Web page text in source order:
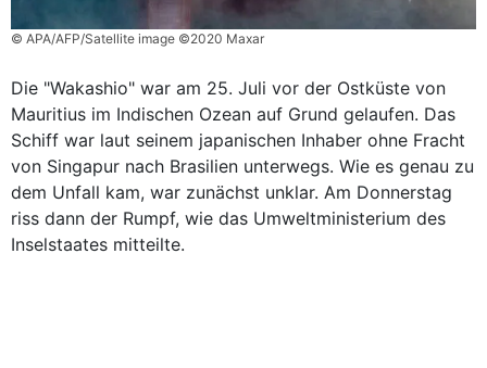
© APA/AFP/Satellite image ©2020 Maxar
Die "Wakashio" war am 25. Juli vor der Ostküste von
Mauritius im Indischen Ozean auf Grund gelaufen. Das
Schiff war laut seinem japanischen Inhaber ohne Fracht
von Singapur nach Brasilien unterwegs. Wie es genau zu
dem Unfall kam, war zunächst unklar. Am Donnerstag
riss dann der Rumpf, wie das Umweltministerium des
Inselstaates mitteilte.